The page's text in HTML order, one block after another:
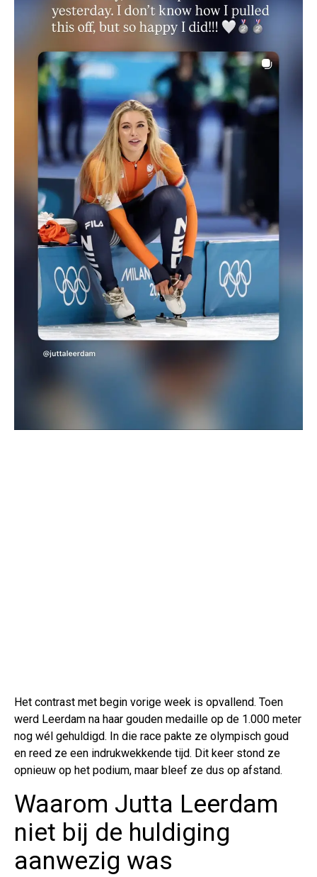
Het contrast met begin vorige week is opvallend. Toen
werd Leerdam na haar gouden medaille op de 1.000 meter
nog wél gehuldigd. In die race pakte ze olympisch goud
en reed ze een indrukwekkende tijd. Dit keer stond ze
opnieuw op het podium, maar bleef ze dus op afstand.
Waarom Jutta Leerdam
niet bij de huldiging
aanwezig was